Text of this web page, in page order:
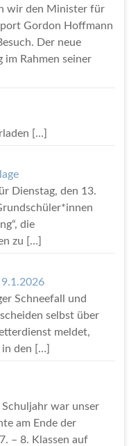
wir den Minister für
Gordon Hoffmann
Der neue
Rahmen seiner
[…]
Dienstag, den 13.
die
zu
[…]
Schneefall und
selbst über
meldet,
den
[…]
Schuljahr war unser
am Ende der
– 8. Klassen auf